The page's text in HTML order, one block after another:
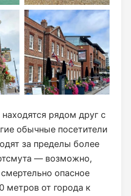
рядом друг с
обычные посетители
за пределы более
— возможно,
опасное
метров от города к